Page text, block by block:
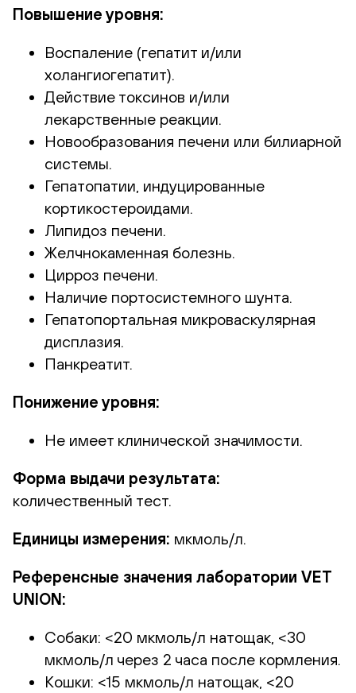
Повышение уровня:
Воспаление (гепатит и/или
холангиогепатит).
Действие токсинов и/или
лекарственные реакции.
Новообразования печени или билиарной
системы.
Гепатопатии, индуцированные
кортикостероидами.
Липидоз печени.
Желчнокаменная болезнь.
Цирроз печени.
Наличие портосистемного шунта.
Гепатопортальная микроваскулярная
дисплазия.
Панкреатит.
Понижение уровня:
Не имеет клинической значимости.
Форма выдачи результата:
количественный тест.
Единицы измерения: мкмоль/л.
Референсные значения лаборатории VET
UNION:
Собаки: <20 мкмоль/л натощак, <30
мкмоль/л через 2 часа после кормления.
Кошки: <15 мкмоль/л натощак, <20